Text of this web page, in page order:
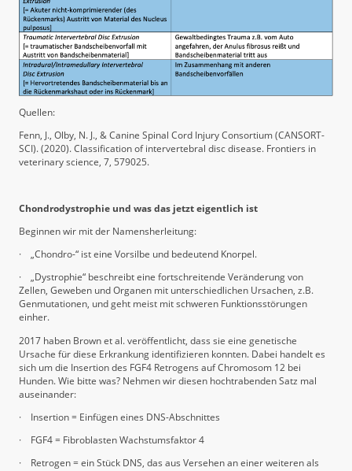
Quellen:
Fenn, J., Olby, N. J., & Canine Spinal Cord Injury Consortium (CANSORT-
SCI). (2020). Classification of intervertebral disc disease. Frontiers in
veterinary science, 7, 579025.
Chondrodystrophie und was das jetzt eigentlich ist
Beginnen wir mit der Namensherleitung:
·
„Chondro-“ ist eine Vorsilbe und bedeutend Knorpel.
·
„Dystrophie“ beschreibt eine fortschreitende Veränderung von
Zellen, Geweben und Organen mit unterschiedlichen Ursachen, z.B.
Genmutationen, und geht meist mit schweren Funktionsstörungen
einher.
2017 haben Brown et al. veröffentlicht, dass sie eine genetische
Ursache für diese Erkrankung identifizieren konnten. Dabei handelt es
sich um die Insertion des FGF4 Retrogens auf Chromosom 12 bei
Hunden. Wie bitte was? Nehmen wir diesen hochtrabenden Satz mal
auseinander:
·
Insertion = Einfügen eines DNS-Abschnittes
·
FGF4 = Fibroblasten Wachstumsfaktor 4
·
Retrogen = ein Stück DNS, das aus Versehen an einer weiteren als